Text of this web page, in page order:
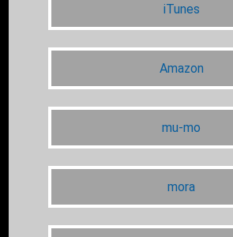
iTunes
Amazon
mu-mo
mora